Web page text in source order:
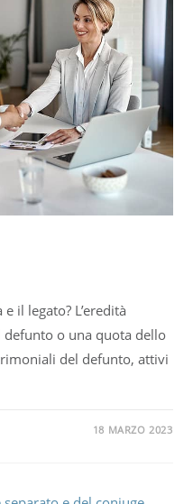
il legato? L’eredità
o una quota dello
del defunto, attivi
18 MARZO 2023